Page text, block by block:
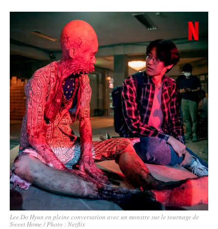
Lee Do Hyun en pleine conversation avec un monstre sur le tournage de
Sweet Home / Photo : Netflix